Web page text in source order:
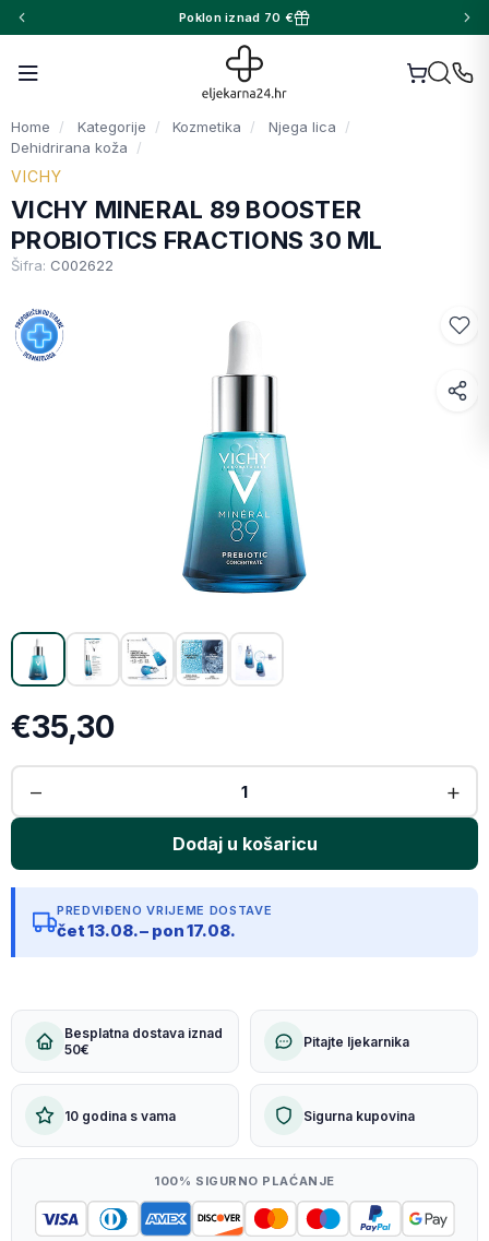
Poklon iznad 70 €
Home Kategorije Kozmetika
Njega lica
Dehidrirana koža
VICHY
VICHY MINERAL 89 BOOSTER
PROBIOTICS FRACTIONS 30 ML
Šifra: C002622
WhatsApp
X (Twitter)
Email
Kopiraj link
€35,30
PREDVIĐENO VRIJEME DOSTAVE
čet 13.08. – pon 17.08.
Besplatna dostava iznad
50€
Pitajte ljekarnika
10 godina s vama Sigurna kupovina
100% SIGURNO PLAĆANJE